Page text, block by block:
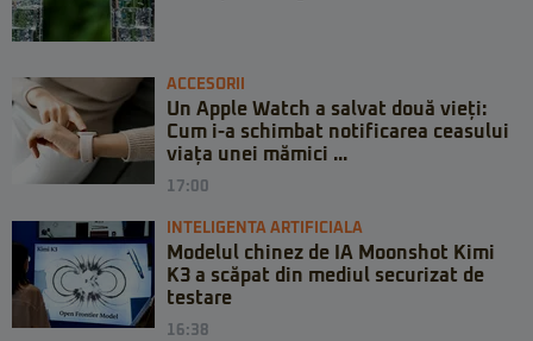
ACCESORII
Un Apple Watch a salvat două vieți:
Cum i-a schimbat notificarea ceasului
viața unei mămici ...
17:00
INTELIGENTA ARTIFICIALA
Modelul chinez de IA Moonshot Kimi
K3 a scăpat din mediul securizat de
testare
16:38